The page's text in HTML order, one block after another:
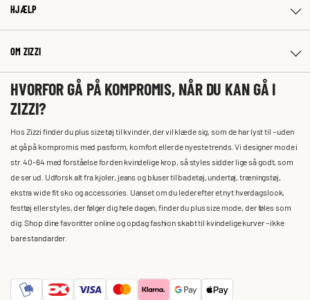
HJÆLP
OM ZIZZI
HVORFOR GÅ PÅ KOMPROMIS, NÅR DU KAN GÅ I
ZIZZI?
Hos Zizzi finder du plus size tøj til kvinder, der vil klæde sig, som de har lyst til – uden
at gå på kompromis med pasform, komfort eller de nyeste trends. Vi designer mode i
str. 40-64 med forståelse for den kvindelige krop, så styles sidder lige så godt, som
de ser ud. Udforsk alt fra kjoler, jeans og bluser til badetøj, undertøj, træningstøj,
ekstra wide fit sko og accessories. Uanset om du leder efter et nyt hverdagslook,
festtøj eller styles, der følger dig hele dagen, finder du plus size mode, der føles som
dig. Shop dine favoritter online og opdag fashion skabt til kvindelige kurver – ikke
bare standarder.